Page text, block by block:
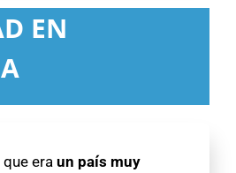
EN
era un país muy